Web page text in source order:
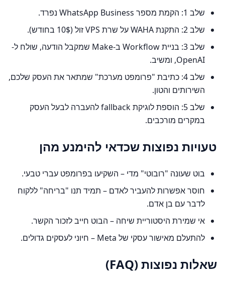
שלב 1: הקמת מספר WhatsApp Business נפרד.
שלב 2: התקנת WAHA על שרת VPS זול (10$ בחודש).
שלב 3: בניית Workflow ב-Make שמקבל הודעה, שולח ל-
OpenAI, ומשיב.
שלב 4: כתיבת "פרומפט מערכת" שמתאר את העסק שלכם,
השירותים והטון.
שלב 5: הוספת לוגיקת fallback להעברה לבעל העסק
במקרים מורכבים.
טעויות נפוצות שכדאי להימנע מהן
בוט שעונה "רובוטי" מדי – השקיעו בפרומפט עברי טבעי.
חוסר אפשרות להעביר לאדם – תמיד תנו "בריחה" ללקוח
לדבר עם בן אדם.
אי שמירת היסטוריית שיחה – הבוט חייב לזכור הקשר.
להתעלם מאישור עסקי של Meta – חיוני לעסקים גדולים.
שאלות נפוצות (FAQ)